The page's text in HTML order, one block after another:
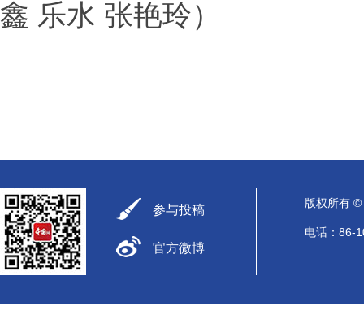
鑫 乐水 张艳玲）
参与投稿
官方微博
版权所有
电话：86-